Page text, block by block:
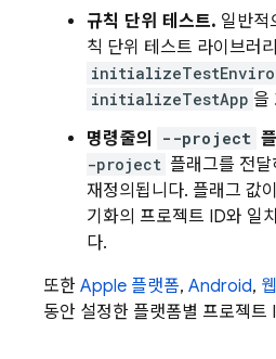
규칙 단위 테스트. 일반적
칙 단위 테스트 라이브러
initializeTestApp 을
명령줄의
--project
-project 플래그를 전
재정의됩니다. 플래그 값
기화의 프로젝트 ID와 일
다.
또한 Apple 플랫폼, Android, 웹
동안 설정한 플랫폼별 프로젝트